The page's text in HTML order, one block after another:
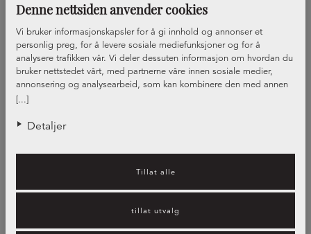
Denne nettsiden anvender cookies
[...]
Vi bruker informasjonskapsler for å gi innhold og annonser et
personlig preg, for å levere sosiale mediefunksjoner og for å
analysere trafikken vår. Vi deler dessuten informasjon om hvordan du
bruker nettstedet vårt, med partnerne våre innen sosiale medier,
annonsering og analysearbeid, som kan kombinere den med annen
informasjon du har gjort tilgjengelig for dem, eller som de har samlet
Detaljer
Tillat alle
tillat utvalg
Visar2 av